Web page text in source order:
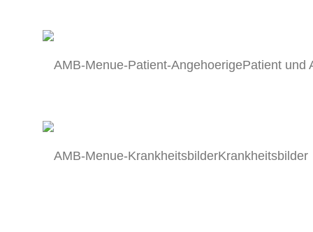
Patient und
Krankheitsbilder